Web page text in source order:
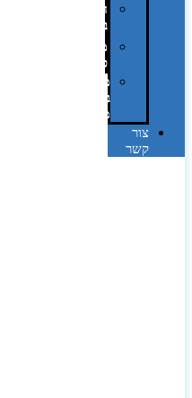
חריטה
בלייזר
מהו
פנטון?
מיתוג
באמצעות
מדבקות
צור
קשר